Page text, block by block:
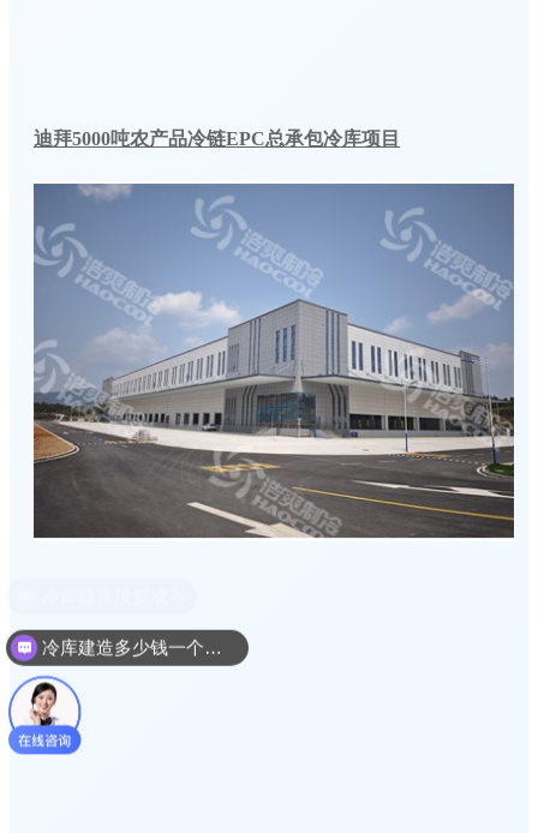
迪拜5000吨农产品冷链EPC总承包冷库项目
冷库建造多少钱一个平方